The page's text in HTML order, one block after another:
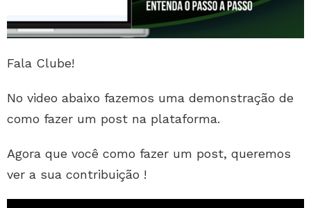
Fala Clube!
No video abaixo fazemos uma demonstração de
como fazer um post na plataforma.
Agora que você como fazer um post, queremos
ver a sua contribuição !